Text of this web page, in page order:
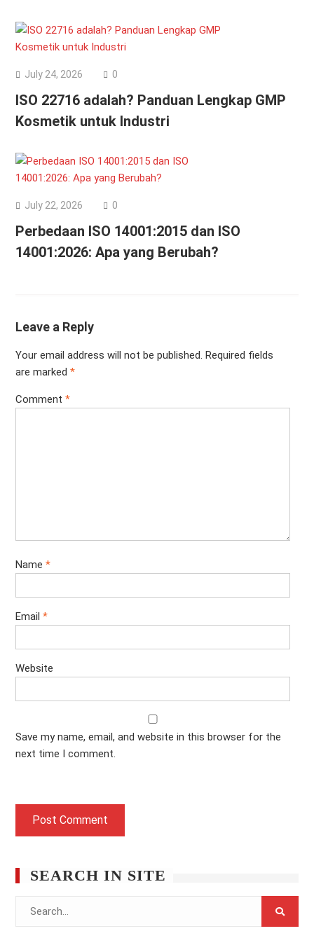
July 24, 2026 0
ISO 22716 adalah? Panduan Lengkap GMP
Kosmetik untuk Industri
July 22, 2026 0
Perbedaan ISO 14001:2015 dan ISO
14001:2026: Apa yang Berubah?
Leave a Reply
Your email address will not be published. Required fields
are marked *
Comment *
Name *
Email *
Website
Save my name, email, and website in this browser for the
next time I comment.
SEARCH IN SITE